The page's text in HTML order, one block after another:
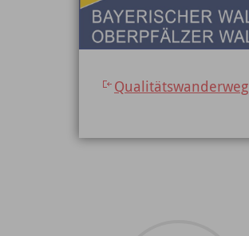
Qualitätswanderweg